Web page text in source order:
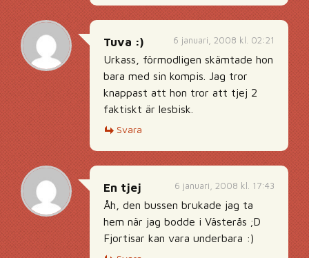
6 januari, 2008 kl. 02:21
Tuva :)
Urkass, förmodligen skämtade hon
bara med sin kompis. Jag tror
knappast att hon tror att tjej 2
faktiskt är lesbisk.
Svara
6 januari, 2008 kl. 17:43
En tjej
Åh, den bussen brukade jag ta
hem när jag bodde i Västerås ;D
Fjortisar kan vara underbara :)